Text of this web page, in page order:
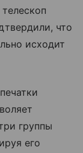
что
исходит
группы
его